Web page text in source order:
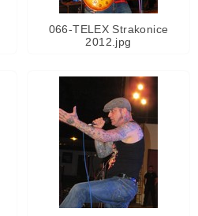
066-TELEX Strakonice
2012.jpg